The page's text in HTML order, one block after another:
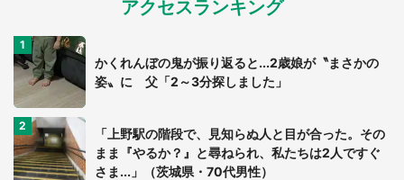
アクセスランキング
かくれんぼの鬼が振り返ると...2歳娘が〝まさかの
姿〟に 父「2～3分探しました」
「上野駅の階段で、見知らぬ人と目が合った。その
まま『やるか？』と尋ねられ、私たちは2人ですぐ
さま...」（茨城県・70代男性）